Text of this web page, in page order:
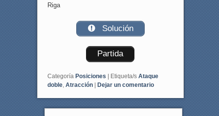
Riga
Solución
Partida
Categoría Posiciones | Etiqueta/s Ataque
doble, Atracción | Dejar un comentario